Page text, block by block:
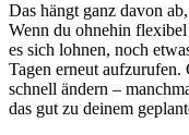
Das hängt ganz davon
Wenn du ohnehin
es sich lohnen, noch
Tagen erneut
schnell ändern –
das gut zu deinem